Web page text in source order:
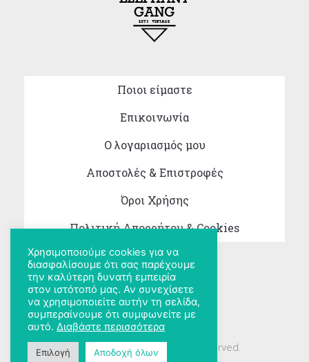
Ποιοι είμαστε
Επικοινωνία
Ο λογαριασμός μου
Αποστολές & Επιστροφές
Όροι Χρήσης
Πολιτική Απορρήτου & Cookies
Copyright 2026 © All rights Reserved.
Χρησιμοποιούμε cookies για να
διασφαλίσουμε ότι σας παρέχουμε
την καλύτερη δυνατή εμπειρία
στον ιστότοπό μας. Αν συνεχίσετε
να χρησιμοποιείτε αυτήν τη σελίδα,
συμπεραίνουμε ότι συμφωνείτε με
αυτό. Διαβάστε περισσότερα
Επιλογή Αποδοχή όλων